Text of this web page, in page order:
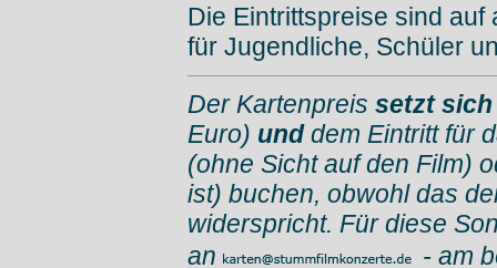
Die Eintrittspreise sind
für Jugendliche, Schüler
Der Kartenpreis setzt sich
Euro) unddem Eintritt für
(ohne Sicht auf den Film)
ist) buchen, obwohl das
widerspricht. Für diese
an
- am